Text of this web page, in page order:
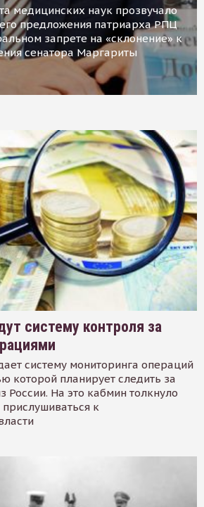
медицинских наук прозвучало
предложения патриарха РПЦ
запрете на «склонение» к
сенатора Маргариты
систему контроля за
систему мониторинга операций
которой планирует следить за
России. На это кабмин толкнуло
к